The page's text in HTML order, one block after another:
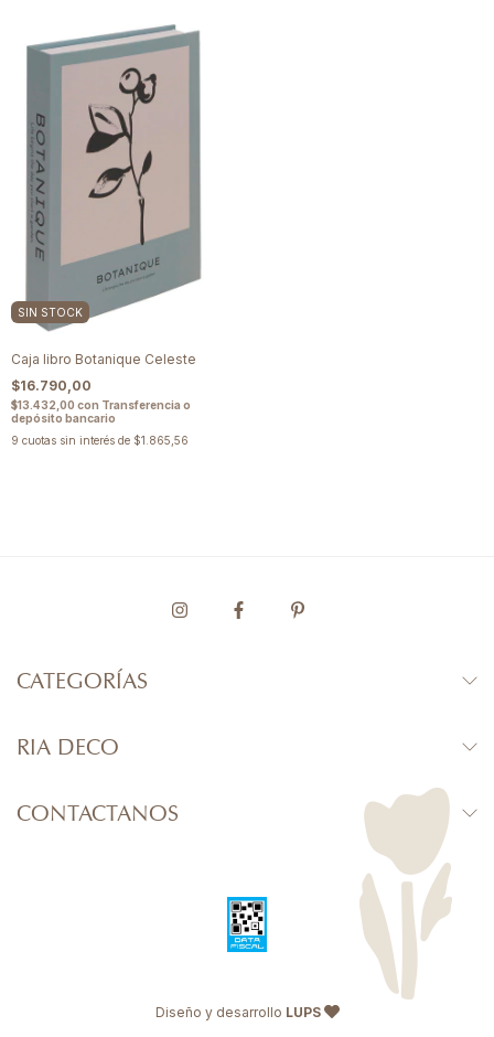
SIN STOCK
Caja libro Botanique Celeste
$16.790,00
$13.432,00 con Transferencia o
depósito bancario
9 cuotas sin interés de $1.865,56
CATEGORÍAS
RIA DECO
CONTACTANOS
Diseño y desarrollo LUPS